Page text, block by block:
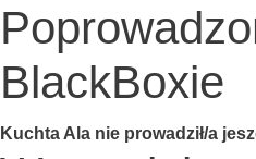
BlackBoxie
Kuch­ta Ala nie prowadził/a